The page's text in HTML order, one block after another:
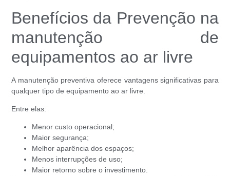
Benefícios da Prevenção na
manutenção de
equipamentos ao ar livre
A manutenção preventiva oferece vantagens significativas para
qualquer tipo de equipamento ao ar livre.
Entre elas:
Menor custo operacional;
Maior segurança;
Melhor aparência dos espaços;
Menos interrupções de uso;
Maior retorno sobre o investimento.